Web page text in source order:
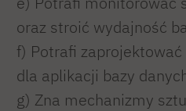
oraz stroić wydajność
f) Potrafi
dla aplikacji bazy
g) Zna mechanizmy